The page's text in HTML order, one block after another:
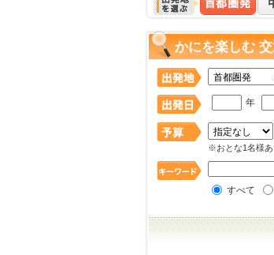
かにを楽しむ
年
※おとな1名様あ
すべて